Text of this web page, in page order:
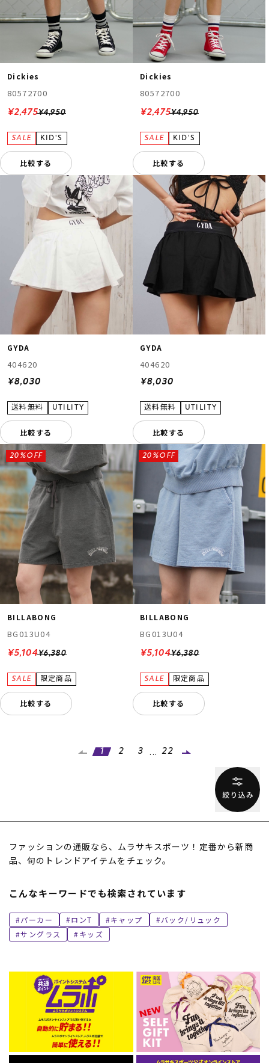
Dickies
80572700
¥4,950
¥2,475
比較する
Dickies
80572700
¥4,950
¥2,475
比較する
GYDA
404620
¥8,030
比較する
GYDA
404620
¥8,030
比較する
BILLABONG
BG013U04
¥6,380
20%OFF
¥5,104
比較する
BILLABONG
BG013U04
¥6,380
20%OFF
¥5,104
比較する
1 2 3 ... 22
ファッションの通販なら、ムラサキスポーツ！定番から新商
品、旬のトレンドアイテムをチェック。
こんなキーワードでも検索されています
パーカー ロンT キャップ
バック/リュック
サングラス
キッズ